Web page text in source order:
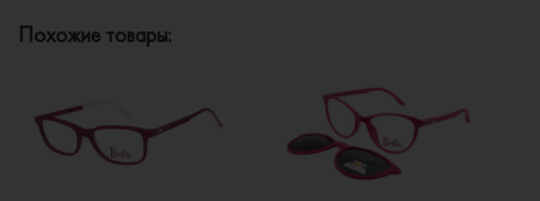
Похожие товары: